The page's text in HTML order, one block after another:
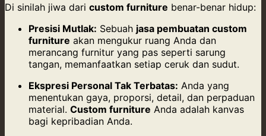
Di sinilah jiwa dari custom furniture benar-benar hidup:
Presisi Mutlak: Sebuah jasa pembuatan custom
furniture akan mengukur ruang Anda dan
merancang furnitur yang pas seperti sarung
tangan, memanfaatkan setiap ceruk dan sudut.
Ekspresi Personal Tak Terbatas: Anda yang
menentukan gaya, proporsi, detail, dan perpaduan
material. Custom furniture Anda adalah kanvas
bagi kepribadian Anda.